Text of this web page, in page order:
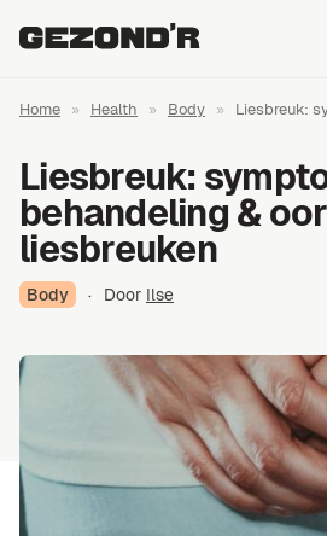
Home » Health » Body » Liesbreuk:
Liesbreuk:
behandeling &
liesbreuken
Body · Door Ilse